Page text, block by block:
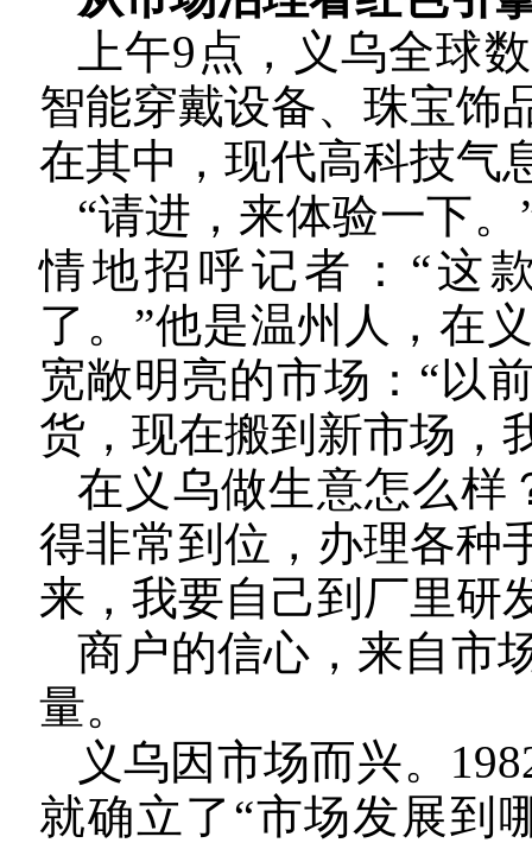
上午9点，义乌全球
智能穿戴设备、珠宝
在其中，现代高科技气
“请进，来体验一下
情地招呼记者：“这
了。”他是温州人，在
宽敞明亮的市场：“以
货，现在搬到新市场，
在义乌做生意怎么样
得非常到位，办理各种
来，我要自己到厂里研
商户的信心，来自市
量。
义乌因市场而兴。
就确立了“市场发展到